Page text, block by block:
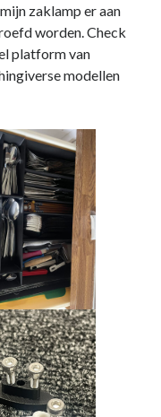
zaklamp er aan
worden. Check
platform van
modellen